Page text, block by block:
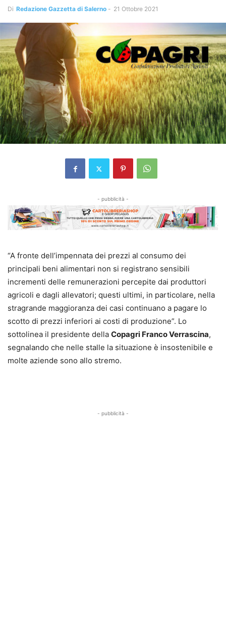
Di Redazione Gazzetta di Salerno - 21 Ottobre 2021
- pubblicità -
“A fronte dell’impennata dei prezzi al consumo dei
principali beni alimentari non si registrano sensibili
incrementi delle remunerazioni percepite dai produttori
agricoli e dagli allevatori; questi ultimi, in particolare, nella
stragrande maggioranza dei casi continuano a pagare lo
scotto di prezzi inferiori ai costi di produzione”. Lo
sottolinea il presidente della Copagri Franco Verrascina,
segnalando che nelle stalle la situazione è insostenibile e
molte aziende sono allo stremo.
- pubblicità -